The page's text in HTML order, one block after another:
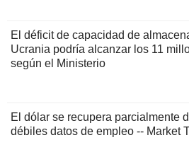
El déficit de capacidad de
Ucrania podría alcanzar los 11
según el Ministerio
El dólar se recupera parcialmente
débiles datos de empleo -- Market